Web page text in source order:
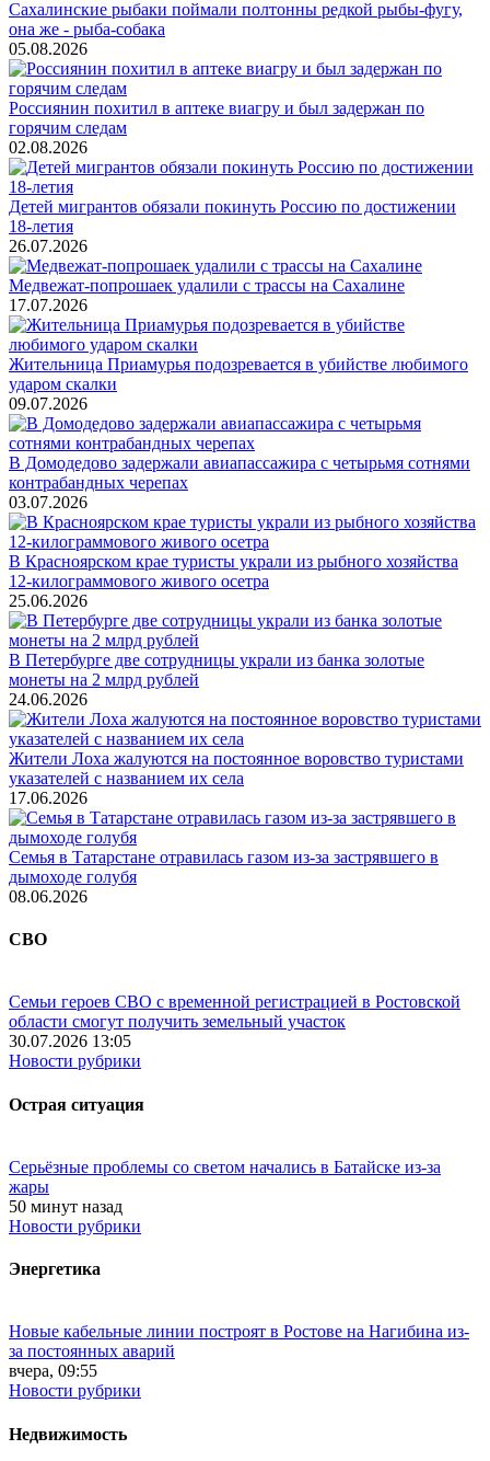
Сахалинские рыбаки поймали полтонны редкой рыбы-фугу,
она же - рыба-собака
05.08.2026
Россиянин похитил в аптеке виагру и был задержан по
горячим следам
02.08.2026
Детей мигрантов обязали покинуть Россию по достижении
18-летия
26.07.2026
Медвежат-попрошаек удалили с трассы на Сахалине
17.07.2026
Жительница Приамурья подозревается в убийстве любимого
ударом скалки
09.07.2026
В Домодедово задержали авиапассажира с четырьмя сотнями
контрабандных черепах
03.07.2026
В Красноярском крае туристы украли из рыбного хозяйства
12-килограммового живого осетра
25.06.2026
В Петербурге две сотрудницы украли из банка золотые
монеты на 2 млрд рублей
24.06.2026
Жители Лоха жалуются на постоянное воровство туристами
указателей с названием их села
17.06.2026
Семья в Татарстане отравилась газом из-за застрявшего в
дымоходе голубя
08.06.2026
СВО
Семьи героев СВО с временной регистрацией в Ростовской
области смогут получить земельный участок
30.07.2026 13:05
Новости рубрики
Острая ситуация
Серьёзные проблемы со светом начались в Батайске из-за
жары
50 минут назад
Новости рубрики
Энергетика
Новые кабельные линии построят в Ростове на Нагибина из-
за постоянных аварий
вчера, 09:55
Новости рубрики
Недвижимость